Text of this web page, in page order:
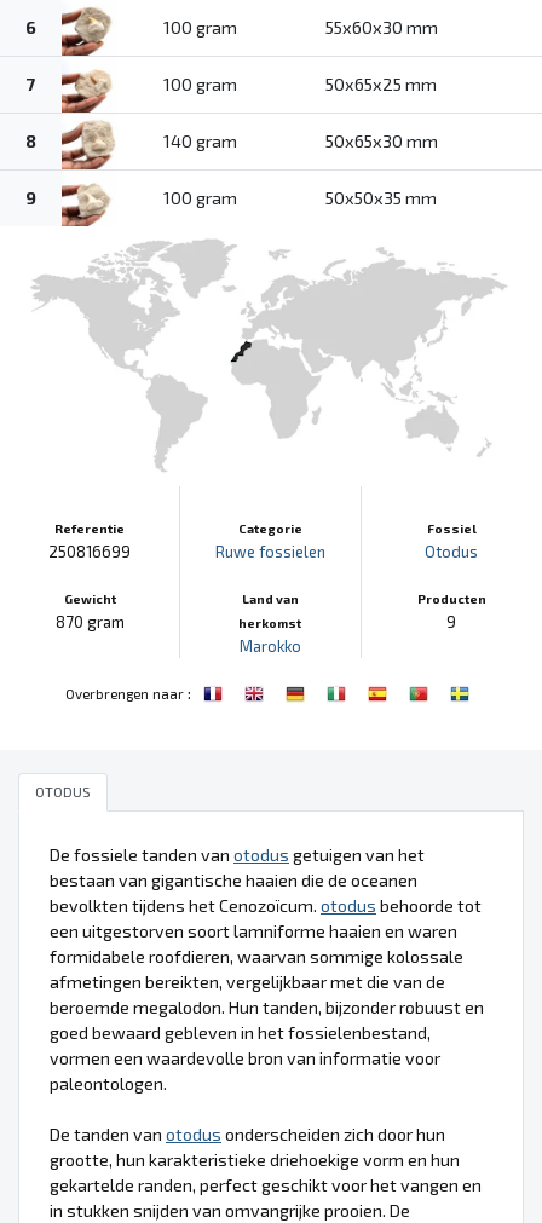
6 100 gram 55x60x30 mm
7 100 gram 50x65x25 mm
8 140 gram 50x65x30 mm
9 100 gram 50x50x35 mm
Referentie
250816699
Gewicht
870 gram
Categorie
Ruwe fossielen
Land van
herkomst
Marokko
Fossiel
Otodus
Producten
9
Overbrengen naar:
OTODUS
De fossiele tanden van otodus getuigen van het
bestaan van gigantische haaien die de oceanen
bevolkten tijdens het Cenozoïcum. otodus behoorde tot
een uitgestorven soort lamniforme haaien en waren
formidabele roofdieren, waarvan sommige kolossale
afmetingen bereikten, vergelijkbaar met die van de
beroemde megalodon. Hun tanden, bijzonder robuust en
goed bewaard gebleven in het fossielenbestand,
vormen een waardevolle bron van informatie voor
paleontologen.
De tanden van otodus onderscheiden zich door hun
grootte, hun karakteristieke driehoekige vorm en hun
gekartelde randen, perfect geschikt voor het vangen en
in stukken snijden van omvangrijke prooien. De